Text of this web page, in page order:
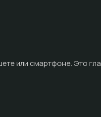
или смартфоне. Это